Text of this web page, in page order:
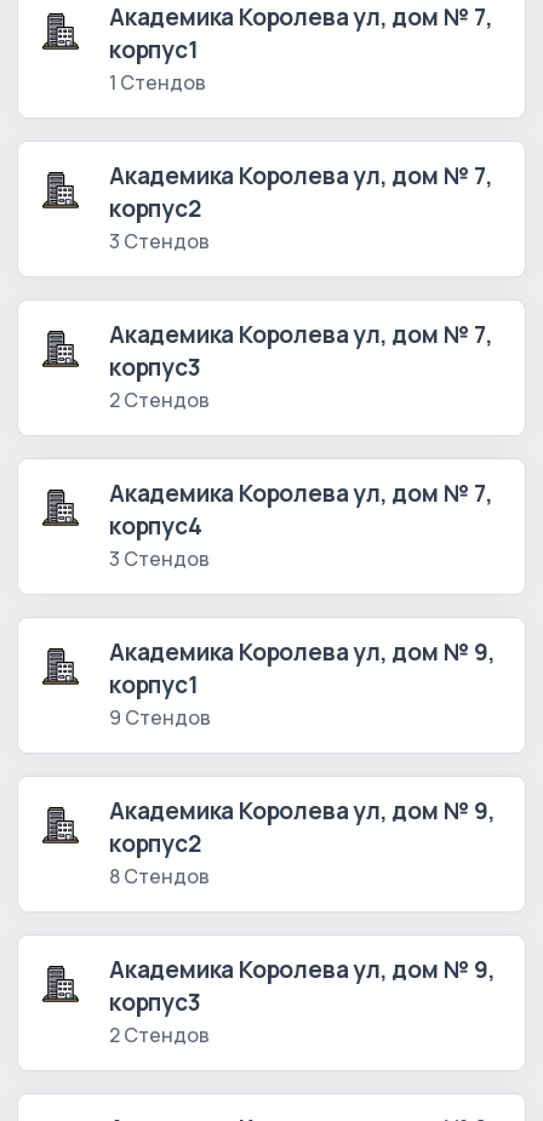
Академика Королева ул, дом № 7,
корпус1
1 Стендов
Академика Королева ул, дом № 7,
корпус2
3 Стендов
Академика Королева ул, дом № 7,
корпус3
2 Стендов
Академика Королева ул, дом № 7,
корпус4
3 Стендов
Академика Королева ул, дом № 9,
корпус1
9 Стендов
Академика Королева ул, дом № 9,
корпус2
8 Стендов
Академика Королева ул, дом № 9,
корпус3
2 Стендов